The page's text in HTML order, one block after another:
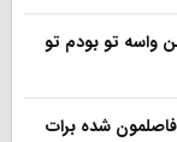
واسه تو‌ بودم تو
شده برات